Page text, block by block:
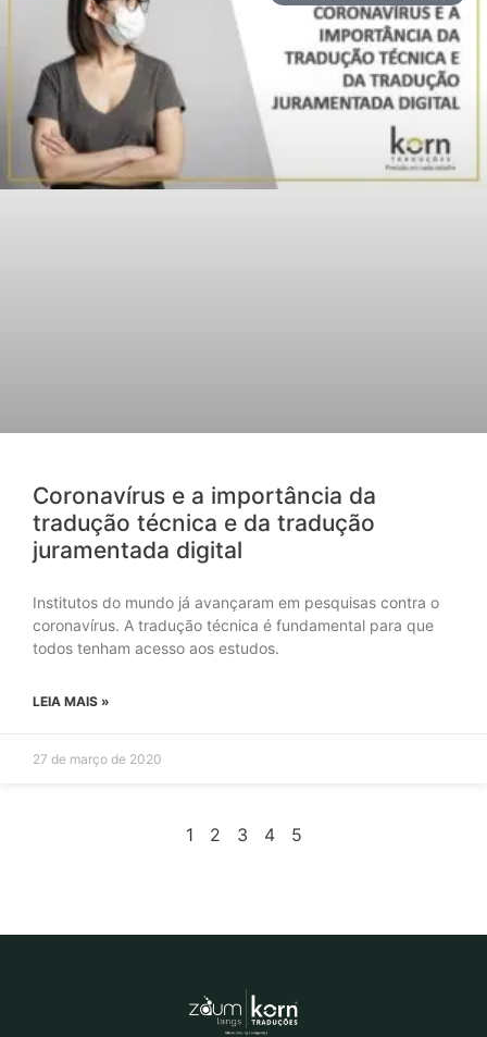
Coronavírus e a importância da
tradução técnica e da tradução
juramentada digital
Institutos do mundo já avançaram em pesquisas contra o
coronavírus. A tradução técnica é fundamental para que
todos tenham acesso aos estudos.
LEIA MAIS »
27 de março de 2020
1 2 3 4 5